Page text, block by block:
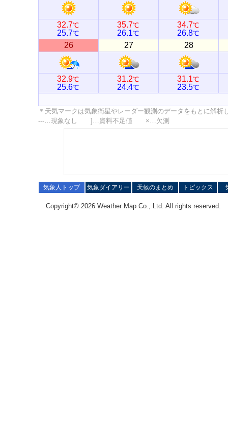
32.7℃
25.7℃
35.7℃
26.1℃
34.7℃
26.8℃
26 27 28
32.9℃
25.6℃
31.2℃
24.4℃
31.1℃
23.5℃
＊天気マークは気象衛星やレーダー観測のデータをもとに解
---…現象なし ]…資料不足値 ×…欠測
気象人トップ 気象ダイアリー 天候のまとめ トピックス
Copyright© 2026 Weather Map Co., Ltd. All rights reserved.